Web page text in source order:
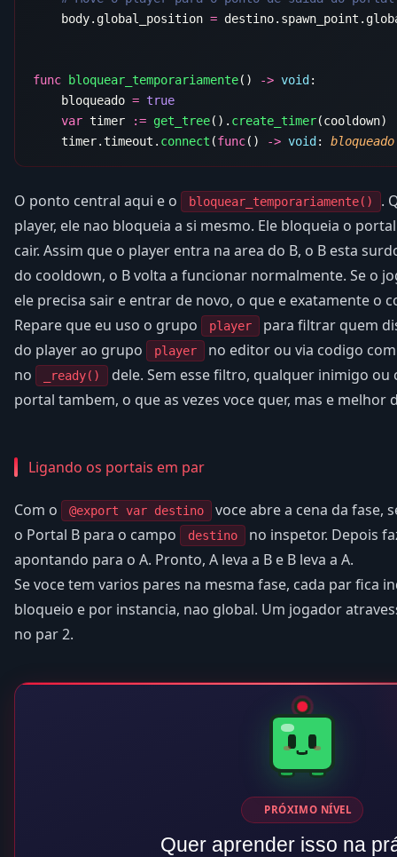
    body.global_position
=
func bloquear_temporariamente() -> void
    bloqueado
=
    var
timer := get_tree(). create_timer
    timer.timeout.
connect (func() -> void : bloqueado
O ponto central aqui e o bloquear_temporariamente()
.
player, ele nao bloqueia a si mesmo. Ele bloqueia o
cair. Assim que o player entra na area do B, o B esta
do cooldown, o B volta a funcionar normalmente. Se o
ele precisa sair e entrar de novo, o que e exatamente o
Repare que eu uso o grupo
player
para filtrar quem
do player ao grupo
player
no editor ou via codigo
no
_ready()
dele. Sem esse filtro, qualquer inimigo ou
portal tambem, o que as vezes voce quer, mas e
Ligando os portais em par
Com o @export var destino
voce abre a cena da fase,
o Portal B para o campo
destino
no inspetor. Depois
apontando para o A. Pronto, A leva a B e B leva a A.
Se voce tem varios pares na mesma fase, cada par fica
bloqueio e por instancia, nao global. Um jogador
no par 2.
PRÓXIMO NÍVEL
Quer aprender isso na